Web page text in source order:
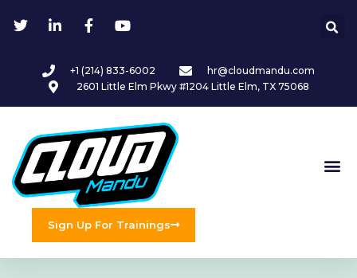
+1 (214) 833-6002
hr@cloudmandu.com
2601 Little Elm Pkwy #1204 Little Elm, TX 75068
Sign Up For Trainings